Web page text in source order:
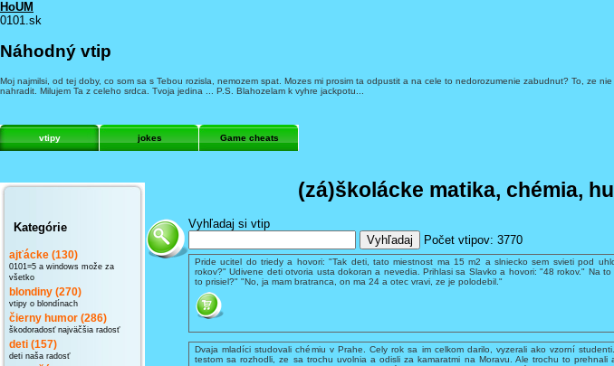
HoUM
0101.sk
Náhodný vtip
Moj najmilsi, od tej doby, co som sa s Tebou rozisla, nemozem spat. Mozes mi prosim ta odpustit a na cele to nedorozumenie zabudnut? To, ze
nahradit. Milujem Ta z celeho srdca. Tvoja jedina ... P.S. Blahozelam k vyhre jackpotu...
vtipy jokes Game cheats
Kategórie
ajťácke (130)
0101=5 a windows može za
všetko
blondiny (270)
vtipy o blondínach
čierny humor (286)
škodoradosť najväčšia radosť
deti (157)
deti naša radosť
(zá)školácke matika, chémia,
Vyhľadaj si vtip
Počet vtipov: 3770
Pride ucitel do triedy a hovori: "Tak deti, tato miestnost ma 15 m2 a slniecko sem svieti pod
rokov?" Udivene deti otvoria usta dokoran a nevedia. Prihlasi sa Slavko a hovori: "48 rokov." Na
to prisiel?" "No, ja mam bratranca, on ma 24 a otec vravi, ze je polodebil."
Dvaja mladíci studovali chémiu v Prahe. Cely rok sa im celkom darilo, vyzerali ako vzorní
testom sa rozhodli, ze sa trochu uvolnia a odisli za kamaratmi na Moravu. Ale trochu to prehnali